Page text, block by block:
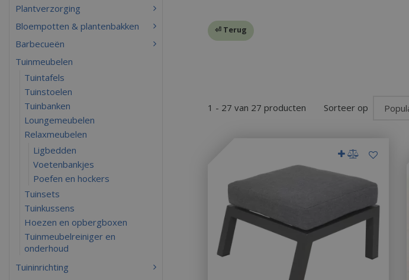
⏎ Terug
1 - 27 van 27 producten Sorteer op
Plantverzorging
Bloempotten & plantenbakken
Barbecueën
Tuinmeubelen
Tuintafels
Tuinstoelen
Tuinbanken
Loungemeubelen
Relaxmeubelen
Ligbedden
Voetenbankjes
Poefen en hockers
Tuinsets
Tuinkussens
Hoezen en opbergboxen
Tuinmeubelreiniger en
onderhoud
Tuininrichting